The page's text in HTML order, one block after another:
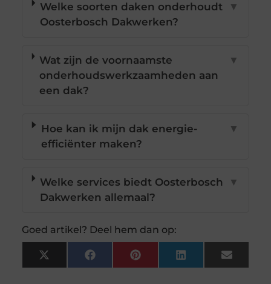
Welke soorten daken onderhoudt
Oosterbosch Dakwerken?
▼
Wat zijn de voornaamste
onderhoudswerkzaamheden aan
een dak?
▼
Hoe kan ik mijn dak energie-
efficiënter maken?
▼
Welke services biedt Oosterbosch
Dakwerken allemaal?
▼
Goed artikel? Deel hem dan op:
X
(Twitter)
FacebookPinterestLinkedInEmail